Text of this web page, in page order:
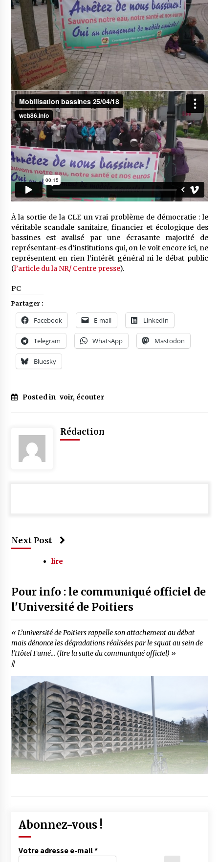
À la sortie de la CLE un vrai problème de démocratie : le
véritable scandale sanitaire, financier et écologique des
bassines est avalisé par une écrasante majorité de
représentant-es d’institutions qui, on le voit encore ici, ne
représentent en rien l’intérêt général ni le débat public
(l’article du la NR/ Centre presse).
PC
Partager :
Facebook E-mail LinkedIn
Telegram WhatsApp Mastodon
Bluesky
Posted in voir, écouter
Rédaction
Next Post
lire
Pour info : le communiqué officiel de
l'Université de Poitiers
« L’université de Poitiers rappelle son attachement au débat
mais dénonce les dégradations réalisées par le squat au sein de
l’Hôtel Fumé… (lire la suite du communiqué officiel) »
//
Abonnez-vous !
Votre adresse e-mail*